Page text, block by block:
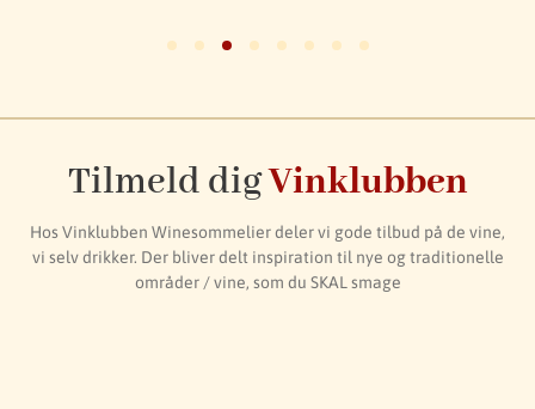
Tilmeld digVinklubben
Hos Vinklubben Winesommelier deler vi gode tilbud på de vine,
vi selv drikker. Der bliver delt inspiration til nye og traditionelle
områder / vine, som du SKAL smage